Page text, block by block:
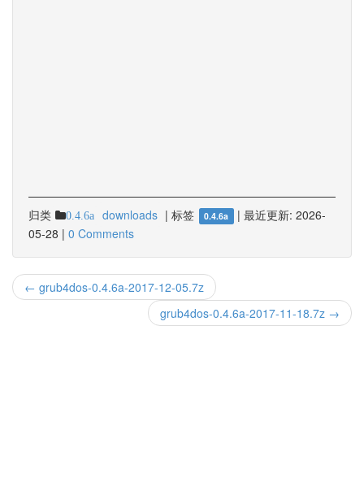
归类 0.4.6a downloads | 标签 0.4.6a | 最近更新: 2026-
05-28 | 0 Comments
← grub4dos-0.4.6a-2017-12-05.7z
grub4dos-0.4.6a-2017-11-18.7z →